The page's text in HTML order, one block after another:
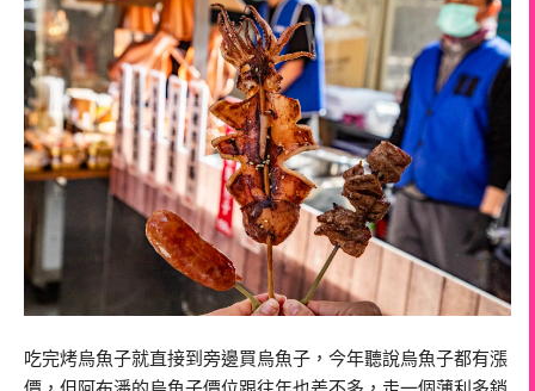
吃完烤烏魚子就直接到旁邊買烏魚子，今年聽說烏魚子都有漲